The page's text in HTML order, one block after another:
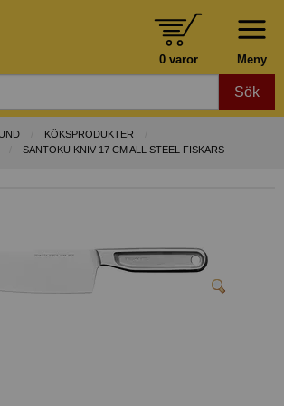
Meny
0 varor
Sök
KÖKSPRODUKTER
SANTOKU KNIV 17 CM ALL STEEL FISKARS